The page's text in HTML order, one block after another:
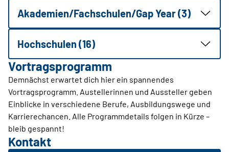
Akademien/Fachschulen/Gap Year (3)
Hochschulen (16)
Vortragsprogramm
Demnächst erwartet dich hier ein spannendes
Vortragsprogramm. Austellerinnen und Aussteller geben
Einblicke in verschiedene Berufe, Ausbildungswege und
Karrierechancen. Alle Programmdetails folgen in Kürze –
bleib gespannt!
Kontakt